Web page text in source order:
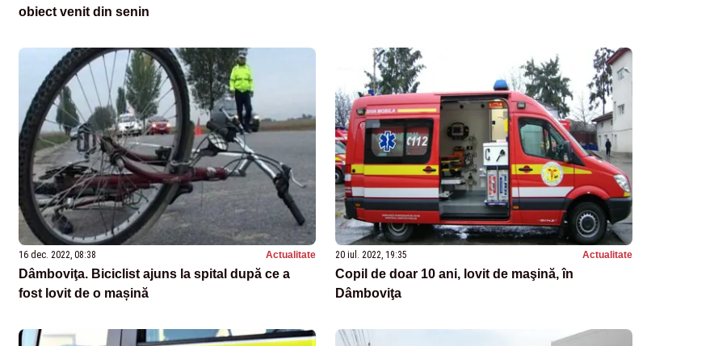
obiect venit din senin
16 dec. 2022, 08:38 Actualitate
Dâmboviţa. Biciclist ajuns la spital după ce a
fost lovit de o mașină
20 iul. 2022, 19:35 Actualitate
Copil de doar 10 ani, lovit de maşină, în
Dâmboviţa